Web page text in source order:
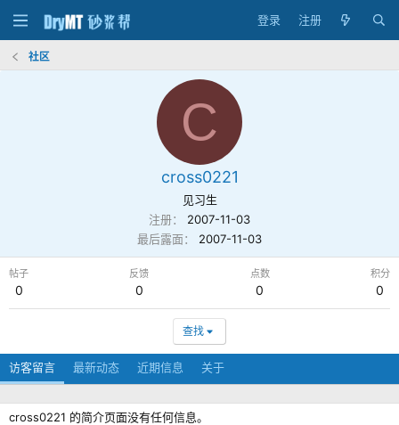
登录 注册
社区
C
cross0221
见习生
注册
2007-11-03
最后露面
2007-11-03
帖子
0
反馈
0
点数
0
积分
0
查找
访客留言 最新动态 近期信息 关于
cross0221 的简介页面没有任何信息。